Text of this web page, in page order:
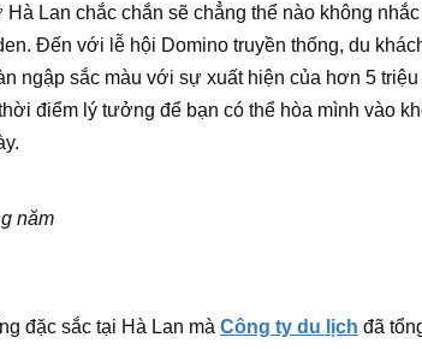
Lan chắc chắn sẽ chẳng thể nào không
Đến với lễ hội Domino truyền thống, du
ngập sắc màu với sự xuất hiện của hơn 5
điểm lý tưởng để bạn có thể hòa mình vào
năm
đặc sắc tại Hà Lan mà Công ty du lịch đã